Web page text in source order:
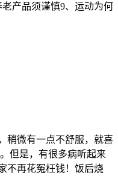
产品须谨慎9、运动为何
稍微有一点不舒服，就喜
但是，有很多病听起来
不再花冤枉钱！饭后烧